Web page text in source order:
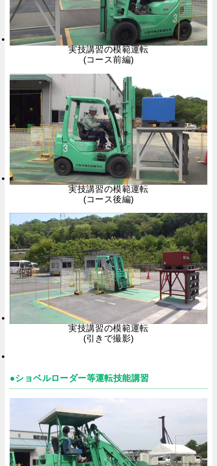
実技講習の模範運転
(コース前編)
実技講習の模範運転
(コース後編)
実技講習の模範運転
(引きで撮影)
●ショベルローダー等運転技能講習